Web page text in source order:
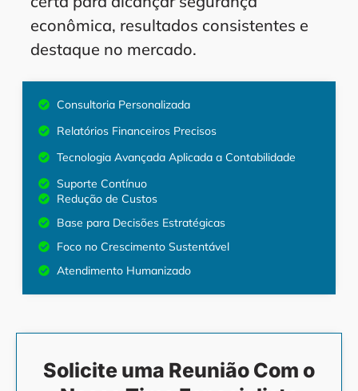
econômica, resultados consistentes e
destaque no mercado.
Consultoria Personalizada
Relatórios Financeiros Precisos
Tecnologia Avançada Aplicada a Contabilidade
Suporte Contínuo
Redução de Custos
Base para Decisões Estratégicas
Foco no Crescimento Sustentável
Atendimento Humanizado
Solicite uma Reunião Com o